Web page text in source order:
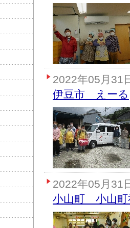
2022年05月31
伊豆市 えーる
2022年05月31
小山町 小山町